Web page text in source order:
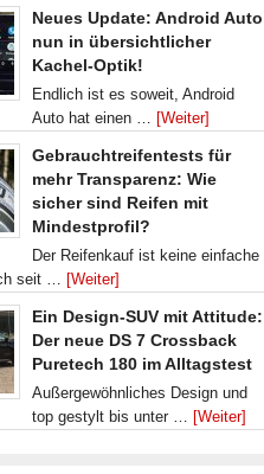
Neues Update: Android Auto
nun in übersichtlicher
Kachel-Optik!
Endlich ist es soweit, Android
Auto hat einen … [Weiter]
Gebrauchtreifentests für
mehr Transparenz: Wie
sicher sind Reifen mit
Mindestprofil?
Der Reifenkauf ist keine einfache
seit … [Weiter]
Ein Design-SUV mit Attitude:
Der neue DS 7 Crossback
Puretech 180 im Alltagstest
Außergewöhnliches Design und
top gestylt bis unter … [Weiter]